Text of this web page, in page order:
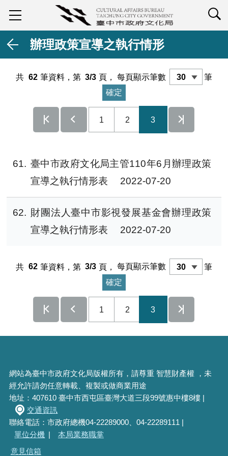
辦理政策宣導之執行情形
共 62 筆資料，第 3/3 頁，每頁顯示筆數 筆
1 2 3
61
臺中市政府文化局主管110年6月辦理政策
宣導之執行情形表
2022-07-20
62
財團法人臺中市影視發展基金會辦理政策
宣導之執行情形表
2022-07-20
共 62 筆資料，第 3/3 頁，每頁顯示筆數 筆
1 2 3
網站為臺中市政府文化局版權所有，請尊重 智慧財產權 ，未
經允許請勿任意轉載、複製或做商業用途
地址：407610 臺中市西屯區臺灣大道三段99號惠中樓8樓 |
交通資訊
聯絡電話：市政府總機04-22289000、04-22289111 |
單位分機 |
本局業務職掌
意見信箱